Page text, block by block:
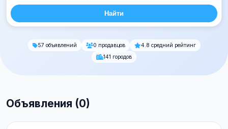
Найти
57 объявлений 0 продавцов
4.8 средний рейтинг
141 городов
Объявления (0)